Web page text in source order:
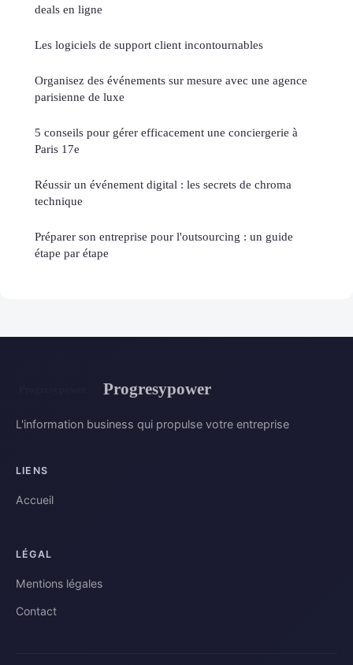
deals en ligne
Les logiciels de support client incontournables
Organisez des événements sur mesure avec une agence
parisienne de luxe
5 conseils pour gérer efficacement une conciergerie à
Paris 17e
Réussir un événement digital : les secrets de chroma
technique
Préparer son entreprise pour l'outsourcing : un guide
étape par étape
Progresypower
L'information business qui propulse votre entreprise
LIENS
Accueil
LÉGAL
Mentions légales
Contact